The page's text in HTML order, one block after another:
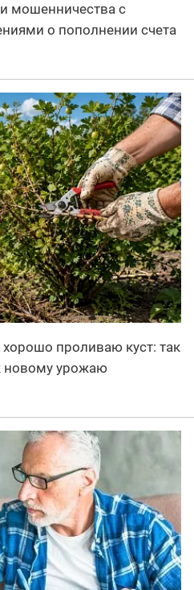
мошенничества с
о пополнении счета
проливаю куст: так
новому урожаю